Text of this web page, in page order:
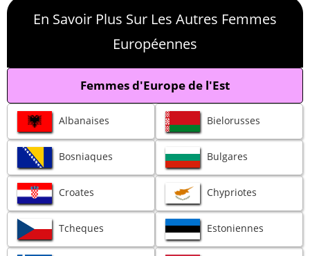
En Savoir Plus Sur Les Autres Femmes
Européennes
Femmes d'Europe de l'Est
Albanaises Bielorusses
Bosniaques Bulgares
Croates Chypriotes
Tcheques Estoniennes